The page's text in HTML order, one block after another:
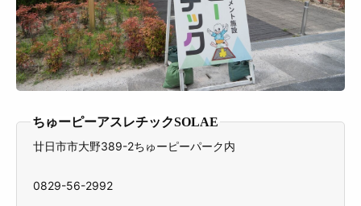
ちゅーピーアスレチックSOLAE
廿日市市大野389-2ちゅーピーパーク内
0829-56-2992